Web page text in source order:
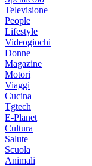
Televisione
People
Lifestyle
Videogiochi
Donne
Magazine
Motori
Viaggi
Cucina
Tgtech
E-Planet
Cultura
Salute
Scuola
Animali